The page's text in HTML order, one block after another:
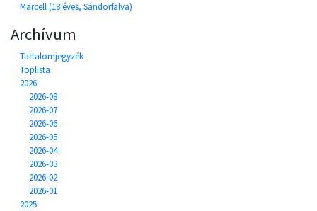
Marcell (18 éves, Sándorfalva)
Archívum
Tartalomjegyzék
Toplista
2026
2026-08
2026-07
2026-06
2026-05
2026-04
2026-03
2026-02
2026-01
2025